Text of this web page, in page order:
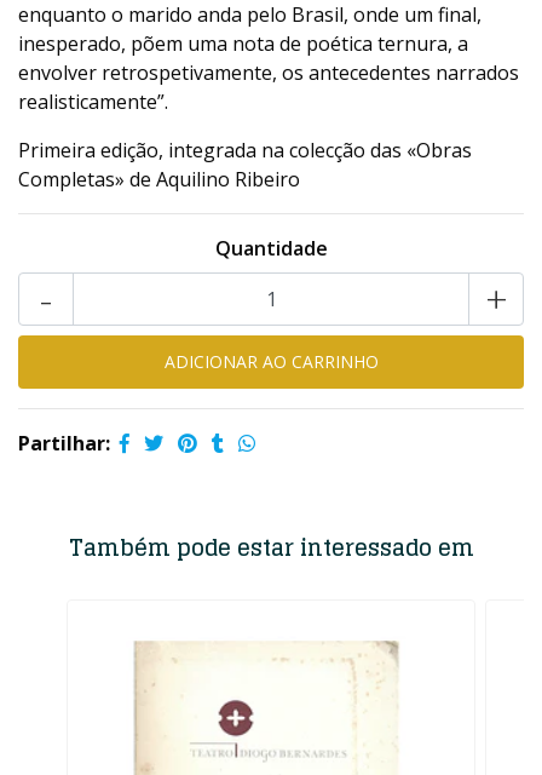
enquanto o marido anda pelo Brasil, onde um final,
inesperado, põem uma nota de poética ternura, a
envolver retrospetivamente, os antecedentes narrados
realisticamente”.
Primeira edição, integrada na colecção das «Obras
Completas» de Aquilino Ribeiro
Quantidade
+
-
Partilhar:
Também pode estar interessado em